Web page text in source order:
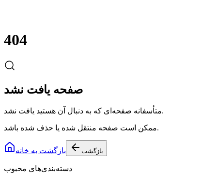
404
صفحه یافت نشد
متأسفانه صفحه‌ای که به دنبال آن هستید یافت نشد.
ممکن است صفحه منتقل شده یا حذف شده باشد.
بازگشت به خانه بازگشت
دسته‌بندی‌های محبوب